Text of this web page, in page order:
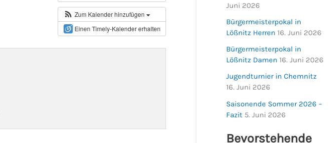
Zum Kalender hinzufügen
Einen Timely-Kalender erhalten
Juni 2026
Bürgermeisterpokal in
Lößnitz Herren 16. Juni 2026
Bürgermeisterpokal in
Lößnitz Damen 16. Juni 2026
Jugendturnier in Chemnitz
16. Juni 2026
Saisonende Sommer 2026 –
Fazit 5. Juni 2026
Bevorstehende